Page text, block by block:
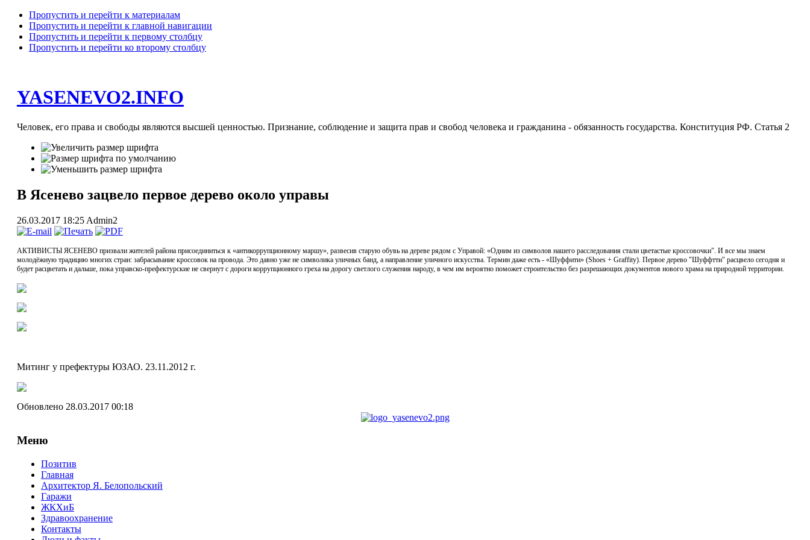
Пропустить и перейти к материалам
Пропустить и перейти к главной навигации
Пропустить и перейти к первому столбцу
Пропустить и перейти ко второму столбцу
YASENEVO2.INFO
Человек, его права и свободы являются высшей ценностью. Признание, соблюдение и защита прав и свобод человека и гражданина - обязанность государства. Конституция РФ. Статья 2
В Ясенево зацвело первое дерево около управы
26.03.2017 18:25 Admin2
АКТИВИСТЫ ЯСЕНЕВО призвали жителей района присоединиться к «антикоррупционному маршу», развесив старую обувь на дереве рядом с Управой: «Одним из символов нашего расследования стали цветастые кроссовочки". И все мы знаем
молодёжную традицию многих стран: забрасывание кроссовок на провода. Это давно уже не символика уличных банд, а направление уличного искусства. Термин даже есть - «Шуффити» (Shoes + Graffity). Первое дерево "Шуффтти" расцвело сегодня и
будет расцветать и дальше, пока управско-префектурские не свернут с дороги коррупционного греха на дорогу светлого служения народу, в чем им вероятно поможет строительство без разрешающих документов нового храма на природной территории.
Митинг у префектуры ЮЗАО. 23.11.2012 г.
Обновлено 28.03.2017 00:18
Меню
Позитив
Главная
Архитектор Я. Белопольский
Гаражи
ЖКХиБ
Здравоохранение
Контакты